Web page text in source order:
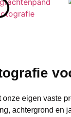
eigen vaste
achtergrond en